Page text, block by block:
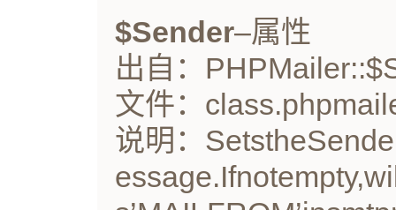
$Sender–属性
出自：
文件：
说明：